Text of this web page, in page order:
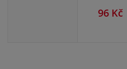
96 Kč